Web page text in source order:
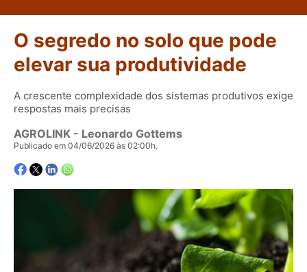
O segredo no solo que pode
elevar sua produtividade
A crescente complexidade dos sistemas produtivos exige
respostas mais precisas
AGROLINK - Leonardo Gottems
Publicado em 04/06/2026 às 02:00h.